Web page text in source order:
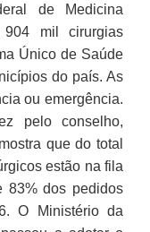
de Medicina
mil cirurgias
Único de Saúde
do país. As
ou emergência.
pelo conselho,
que do total
estão na fila
83% dos pedidos
O Ministério da